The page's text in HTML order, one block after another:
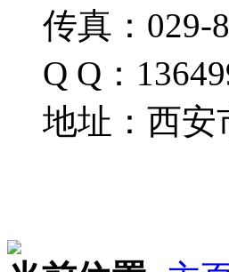
传真：029-
Q Q：
地址：西安